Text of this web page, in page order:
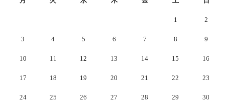
1 2
3 4 5 6 7 8 9
10 11 12 13 14 15 16
17 18 19 20 21 22 23
24 25 26 27 28 29 30